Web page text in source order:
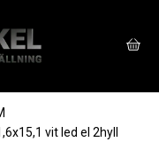
vit led el 2hyll